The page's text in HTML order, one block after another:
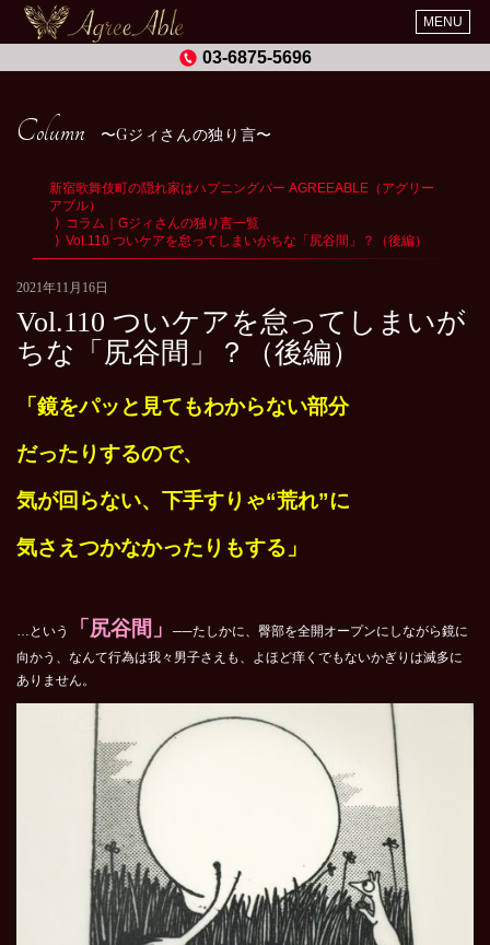
MENU
03-6875-5696
Column Gジィさんの独り言
新宿歌舞伎町の隠れ家はハプニングバー AGREEABLE（アグリー
アブル）
コラム｜Gジィさんの独り言一覧
Vol.110 ついケアを怠ってしまいがちな「尻谷間」？（後編）
2021年11月16日
Vol.110 ついケアを怠ってしまいが
ちな「尻谷間」？（後編）
「鏡をパッと見てもわからない部分
だったりするので、
気が回らない、下手すりゃ“荒れ”に
気さえつかなかったりもする」
…という 「尻谷間」
──たしかに、臀部を全開オープンにしながら鏡に
向かう、なんて行為は我々男子さえも、よほど痒くでもないかぎりは滅多に
ありません。